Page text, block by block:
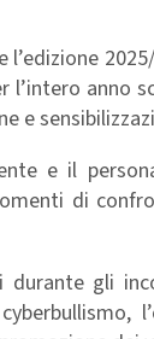
l’edizione
l’intero
e
e il
di
gli